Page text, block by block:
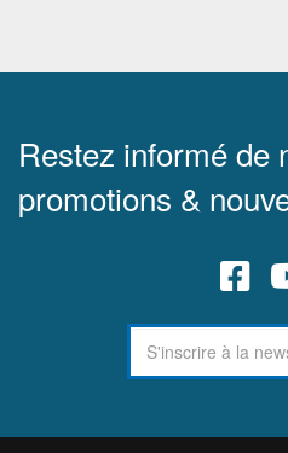
Restez informé de
promotions &